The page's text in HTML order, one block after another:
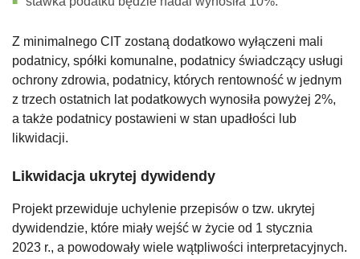
Z minimalnego CIT zostaną dodatkowo wyłączeni mali
podatnicy, spółki komunalne, podatnicy świadczący usługi
ochrony zdrowia, podatnicy, których rentowność w jednym
z trzech ostatnich lat podatkowych wynosiła powyżej 2%,
a także podatnicy postawieni w stan upadłości lub
likwidacji.
Likwidacja ukrytej dywidendy
Projekt przewiduje uchylenie przepisów o tzw. ukrytej
dywidendzie, które miały wejść w życie od 1 stycznia
2023 r., a powodowały wiele wątpliwości interpretacyjnych.